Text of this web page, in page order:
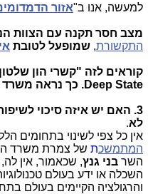
למעשה, אנו ב"אזור
מצב חסר תקנה עם הצוות
התקשורת, שמופעל לטובת
קוראים לזה "קשרי הון
Deep State. כך נראה משרד ממשלתי מקצועי בשנת 2021.
3. האם יש איזה סיכוי לשיפור המצב החמור הזה?
לא.
אין כל צפי לשינוי בתחומים
המתמשכת של צמרת משרד
השר בני גנץ, שכאמור, אין
השכלה או ידע בעולם
והרגולציה הקיימים בעולם